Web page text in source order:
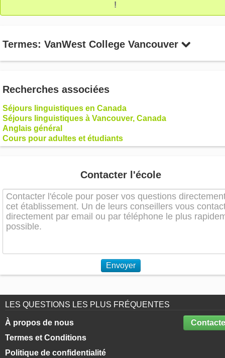
!
Termes: VanWest College Vancouver
Recherches associées
Séjours linguistiques en Canada
Séjours linguistiques à Vancouver, Canada
Anglais général
Cours pour adultes et étudiants
Contacter l'école
Envoyer
LES QUESTIONS LES PLUS FRÉQUENTES
À propos de nous
Termes et Conditions
Politique de confidentialité